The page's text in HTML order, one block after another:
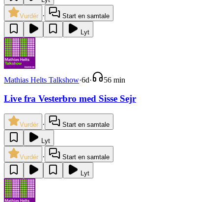
Vurdér · Start en samtale
Lyt
Mathias Helts Talkshow·6d· 56 min
Live fra Vesterbro med Sisse Sejr
Vurdér · Start en samtale
Lyt
Vurdér · Start en samtale
Lyt